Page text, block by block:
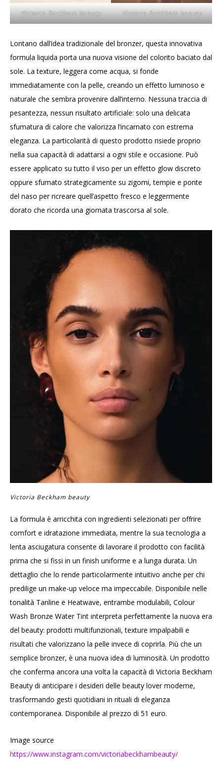
Victoria Beckham beauty Victoria Beckham beauty
Lontano dall’idea tradizionale del bronzer, questa innovativa
formula liquida porta una nuova visione del colorito baciato dal
sole. La texture, leggera come acqua, si fonde
immediatamente con la pelle, creando un effetto luminoso e
naturale che sembra provenire dall’interno. Nessuna traccia di
pesantezza, nessun risultato artificiale: solo una delicata
sfumatura di calore che valorizza l’incarnato con estrema
eleganza. La particolarità di questo prodotto risiede proprio
nella sua capacità di adattarsi a ogni stile e occasione. Può
essere applicato su tutto il viso per un effetto glow discreto
oppure sfumato strategicamente su zigomi, tempie e ponte
del naso per ricreare quell’aspetto fresco e leggermente
dorato che ricorda una giornata trascorsa al sole.
Victoria Beckham beauty
La formula è arricchita con ingredienti selezionati per offrire
comfort e idratazione immediata, mentre la sua tecnologia a
lenta asciugatura consente di lavorare il prodotto con facilità
prima che si fissi in un finish uniforme e a lunga durata. Un
dettaglio che lo rende particolarmente intuitivo anche per chi
predilige un make-up veloce ma impeccabile. Disponibile nelle
tonalità Tanline e Heatwave, entrambe modulabili, Colour
Wash Bronze Water Tint interpreta perfettamente la nuova era
del beauty: prodotti multifunzionali, texture impalpabili e
risultati che valorizzano la pelle invece di coprirla. Più che un
semplice bronzer, è una nuova idea di luminosità. Un prodotto
che conferma ancora una volta la capacità di Victoria Beckham
Beauty di anticipare i desideri delle beauty lover moderne,
trasformando gesti quotidiani in rituali di eleganza
contemporanea. Disponibile al prezzo di 51 euro.
Image source
https://www.instagram.com/victoriabeckhambeauty/